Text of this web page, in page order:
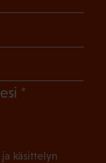
(Pakollinen)
käsittelyn